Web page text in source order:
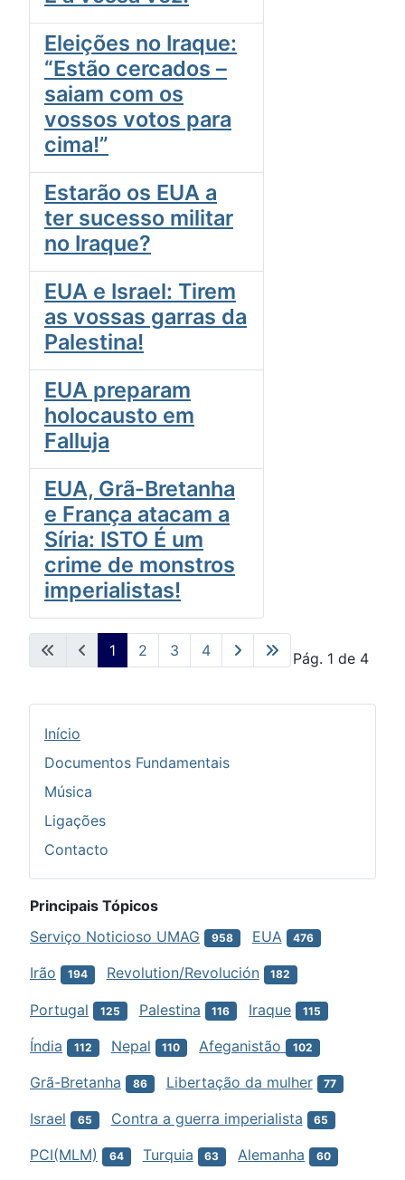
Eleições no Iraque:
“Estão cercados –
saiam com os
vossos votos para
cima!”
Estarão os EUA a
ter sucesso militar
no Iraque?
EUA e Israel: Tirem
as vossas garras da
Palestina!
EUA preparam
holocausto em
Falluja
EUA, Grã-Bretanha
e França atacam a
Síria: ISTO É um
crime de monstros
imperialistas!
Pág. 1 de 4
1 2 3 4
Início
Documentos Fundamentais
Música
Ligações
Contacto
Principais Tópicos
Serviço Noticioso UMAG
958 EUA 476
Irão 194 Revolution/Revolución 182
Portugal 125 Palestina 116 Iraque 115
Índia 112 Nepal 110 Afeganistão 102
Grã-Bretanha 86 Libertação da mulher 77
Israel 65 Contra a guerra imperialista 65
PCI(MLM) 64 Turquia 63 Alemanha 60